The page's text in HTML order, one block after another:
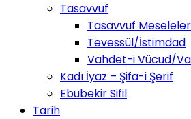
Tasavvuf
Tasavvuf
Tevessül/İstimdad
Vahdet-i Vücud/
Kadı İyaz – Şifa-i Şerif
Ebubekir Sifil
Tarih